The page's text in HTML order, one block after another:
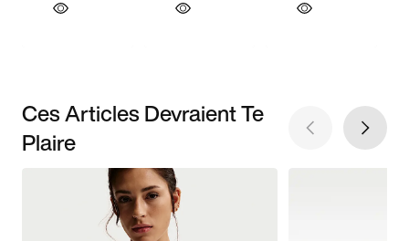
Ces Articles Devraient Te
Plaire